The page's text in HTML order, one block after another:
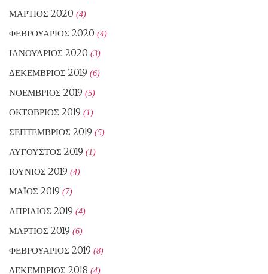
ΜΆΡΤΙΟΣ 2020 (4)
ΦΕΒΡΟΥΆΡΙΟΣ 2020 (4)
ΙΑΝΟΥΆΡΙΟΣ 2020 (3)
ΔΕΚΈΜΒΡΙΟΣ 2019 (6)
ΝΟΈΜΒΡΙΟΣ 2019 (5)
ΟΚΤΏΒΡΙΟΣ 2019 (1)
ΣΕΠΤΈΜΒΡΙΟΣ 2019 (5)
ΑΎΓΟΥΣΤΟΣ 2019 (1)
ΙΟΎΝΙΟΣ 2019 (4)
ΜΆΙΟΣ 2019 (7)
ΑΠΡΊΛΙΟΣ 2019 (4)
ΜΆΡΤΙΟΣ 2019 (6)
ΦΕΒΡΟΥΆΡΙΟΣ 2019 (8)
ΔΕΚΈΜΒΡΙΟΣ 2018 (4)